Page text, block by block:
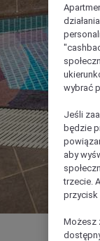
wybrać
Jeśli
będzie
aby
trzecie.
przycisk
Możesz